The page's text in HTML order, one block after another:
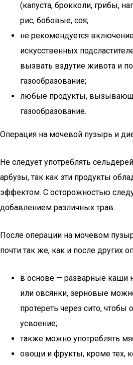
(капуста, брокколи, грибы,
рис, бобовые, соя;
не рекомендуется
искусственных
вызвать вздутие живота и
газообразование;
любые продукты,
газообразование.
Операция на мочевой пузырь и
Не следует употреблять
арбузы, так как эти продукты
эффектом. С осторожностью
добавлением различных трав.
После операции на мочевом
почти так же, как и после других
в основе — разварные каши
или овсянки, зерновые
протереть через сито, чтобы
усвоение;
также можно употреблять
овощи и фрукты, кроме тех,